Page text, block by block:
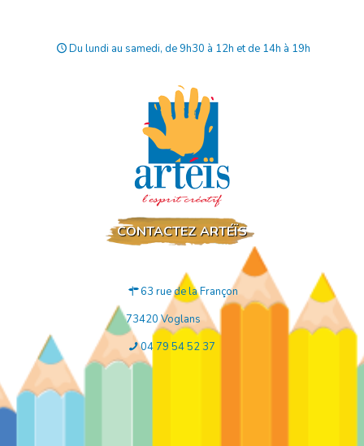
Du lundi au samedi, de 9h30 à 12h et de 14h à 19h
CONTACTEZ ARTÉÏS
63 rue de la Françon
73420 Voglans
04 79 54 52 37